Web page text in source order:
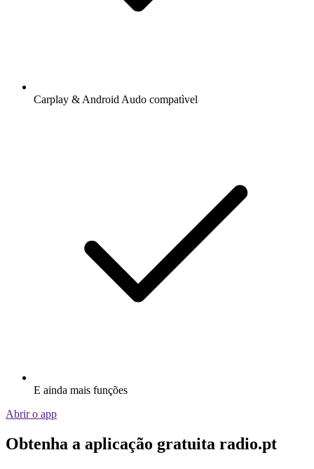
Carplay & Android Audo compatìvel
E ainda mais funções
Abrir o app
Obtenha a aplicação gratuita radio.pt